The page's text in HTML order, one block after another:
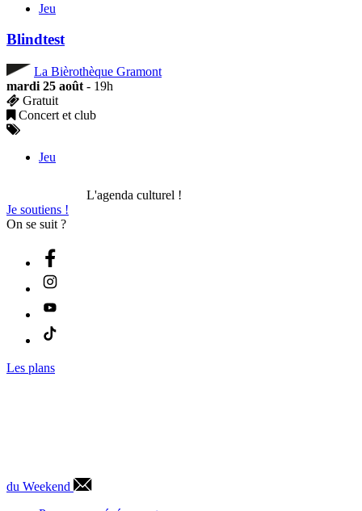
Jeu
Blindtest
La Bièrothèque Gramont
mardi 25 août - 19h
Gratuit
Concert et club
Jeu
L'agenda culturel !
Je soutiens !
On se suit ?
Les plans
du Weekend